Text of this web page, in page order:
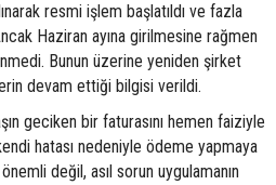
resmi işlem başlatıldı ve fazla
Haziran ayına girilmesine rağmen
Bunun üzerine yeniden şirket
devam ettiği bilgisi verildi.
geciken bir faturasını hemen faiziyle
hatası nedeniyle ödeme yapmaya
değil, asıl sorun uygulamanın